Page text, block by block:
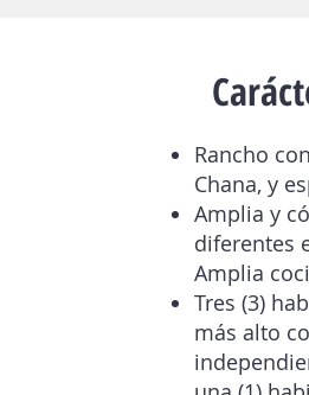
Rancho
Chana, y
Amplia y
diferentes
Amplia
Tres (3)
más alto